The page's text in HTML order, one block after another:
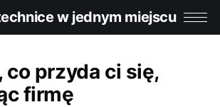
w jednym miejscu
co przyda ci się,
firmę